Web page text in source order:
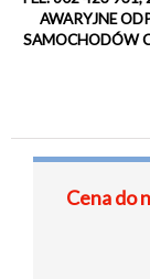
AWARYJNE
SAMOCHODÓW
Cena do